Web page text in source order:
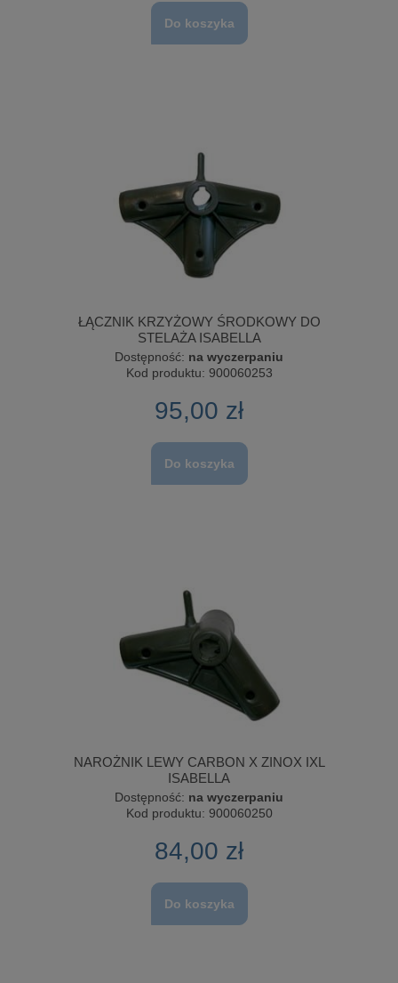
Do koszyka
ŁĄCZNIK KRZYŻOWY ŚRODKOWY DO
STELAŻA ISABELLA
Dostępność: na wyczerpaniu
Kod produktu: 900060253
95,00 zł
Do koszyka
NAROŻNIK LEWY CARBON X ZINOX IXL
ISABELLA
Dostępność: na wyczerpaniu
Kod produktu: 900060250
84,00 zł
Do koszyka